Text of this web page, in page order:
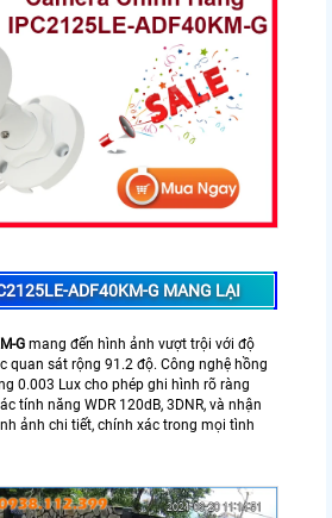
ADF40KM-G MANG LẠI
G mang đến hình ảnh vượt trội với độ
quan sát rộng 91.2 độ. Công nghệ hồng
0.003 Lux cho phép ghi hình rõ ràng
tính năng WDR 120dB, 3DNR, và nhận
ảnh chi tiết, chính xác trong mọi tình